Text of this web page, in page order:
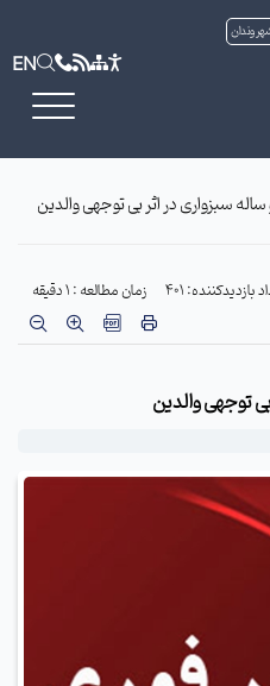
EN
سبزواری در اثر بی توجهی والدین
بازدیدکننده: 401 زمان مطالعه : 1 دقیقه
توجهی والدین